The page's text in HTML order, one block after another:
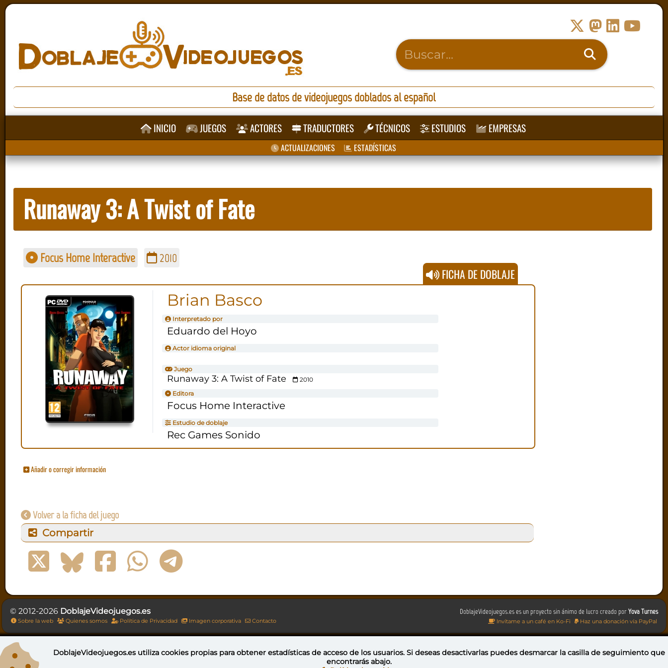
Base de datos de videojuegos doblados al español
INICIO JUEGOS ACTORES TRADUCTORES TÉCNICOS ESTUDIOS EMPRESAS
ACTUALIZACIONES ESTADÍSTICAS
Runaway 3: A Twist of Fate
Focus Home Interactive 2010
FICHA DE DOBLAJE
Brian Basco
Interpretado por
Eduardo del Hoyo
Actor idioma original
Juego
Runaway 3: A Twist of Fate
2010
Editora
Focus Home Interactive
Estudio de doblaje
Rec Games Sonido
Añadir o corregir información
Volver a la ficha del juego
Compartir
DoblajeVideojuegos.es es un proyecto sin ánimo de lucro creado porYova Turnes
Invítame a un café en Ko-Fi Haz una donación vía PayPal
© 2012-2026 DoblajeVideojuegos.es
Sobre la web Quienes somos Política de Privacidad Imagen corporativa Contacto
Esta obra está bajo una licencia de Creative Commons Reconocimiento-NoComercial-CompartirIgual 4.0 Internacional
DoblajeVideojuegos.es utilizacookies propiaspara obtener estadísticas de acceso de los usuarios. Si deseas desactivarlas puedesdesmarcar la casilla de seguimiento que
encontrarás abajo.